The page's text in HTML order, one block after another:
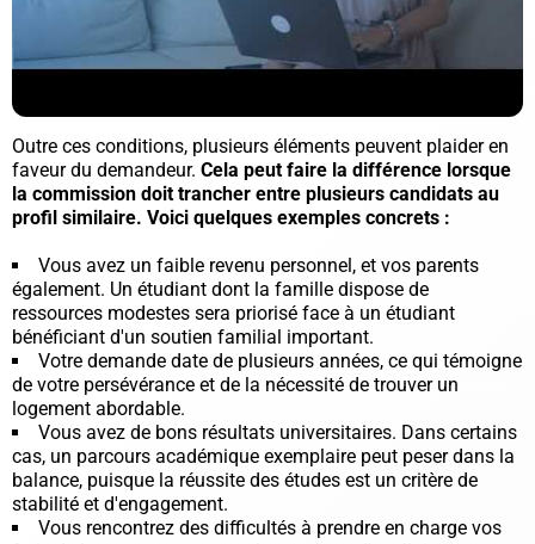
Outre ces conditions, plusieurs éléments peuvent plaider en
faveur du demandeur. Cela peut faire la différence lorsque
la commission doit trancher entre plusieurs candidats au
profil similaire. Voici quelques exemples concrets :
Vous avez un faible revenu personnel, et vos parents
également. Un étudiant dont la famille dispose de
ressources modestes sera priorisé face à un étudiant
bénéficiant d'un soutien familial important.
Votre demande date de plusieurs années, ce qui témoigne
de votre persévérance et de la nécessité de trouver un
logement abordable.
Vous avez de bons résultats universitaires. Dans certains
cas, un parcours académique exemplaire peut peser dans la
balance, puisque la réussite des études est un critère de
stabilité et d'engagement.
Vous rencontrez des difficultés à prendre en charge vos